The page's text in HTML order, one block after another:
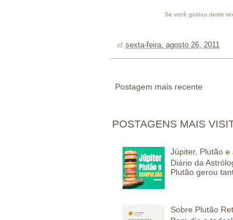
Se você gostou deste
at sexta-feira, agosto 26, 2011
Postagem mais recente
POSTAGENS MAIS
Júpiter, Plutão e
Diário da
Plutão gerou
Sobre Plutão